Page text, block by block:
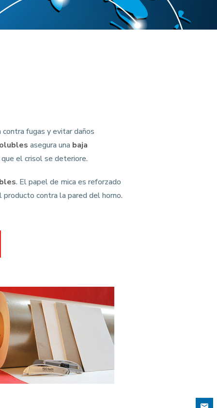
fugas y evitar daños
asegura una baja
el crisol se deteriore.
. El papel de mica es reforzado
producto contra la pared del horno.